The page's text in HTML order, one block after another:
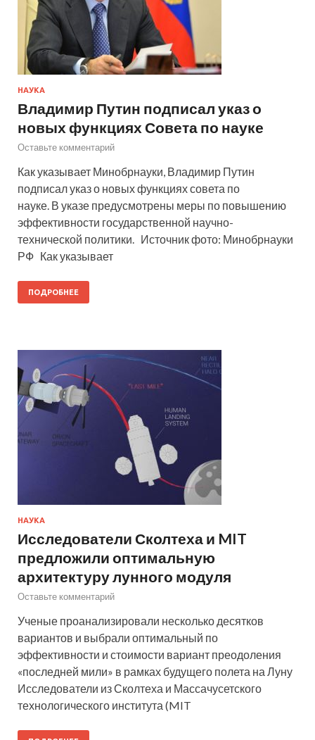
НАУКА
Владимир Путин подписал указ о
новых функциях Совета по науке
Оставьте комментарий
Как указывает Минобрнауки, Владимир Путин
подписал указ о новых функциях совета по
науке. В указе предусмотрены меры по повышению
эффективности государственной научно-
технической политики. Источник фото: Минобрнауки
РФ Как указывает
ПОДРОБНЕЕ
НАУКА
Исследователи Сколтеха и MIT
предложили оптимальную
архитектуру лунного модуля
Оставьте комментарий
Ученые проанализировали несколько десятков
вариантов и выбрали оптимальный по
эффективности и стоимости вариант преодоления
«последней мили» в рамках будущего полета на Луну
Исследователи из Сколтеха и Массачусетского
технологического института (MIT